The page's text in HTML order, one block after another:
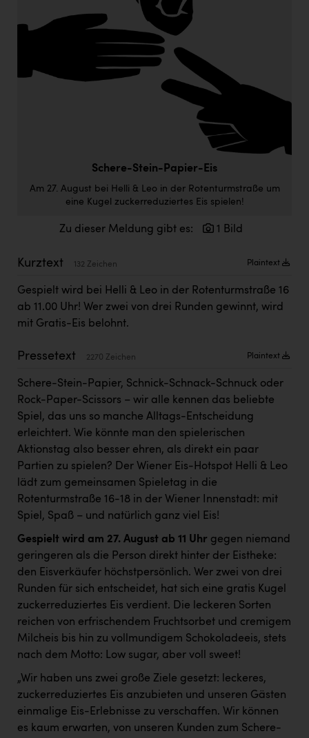
Doppler Gruppe
IFE Austria GmbH
Immotech
Jesolo
Jane Goodall Institute Austria
Kärcher
KIWI Kinderwunsch Institut Dr. Loimer
KLIPP Frisör
Kleider Bauer
Kremsmüller Anlagenbau GmbH
Maximarkt
Oldtimer Raststationen und Motorhotels
Österreichischer Kachelofenverband
Orlen
Passage Linz
PEZ
PÜSPÖK
REMAX
RE/MAX Welcome
Resch&Frisch
Schere-Stein-Papier-Eis
Am 27. August bei Helli & Leo in der Rotenturmstraße um
eine Kugel zuckerreduziertes Eis spielen!
Zu dieser Meldung gibt es: 1 Bild
Kurztext 132 Zeichen Plaintext
Gespielt wird bei Helli & Leo in der Rotenturmstraße 16
ab 11.00 Uhr! Wer zwei von drei Runden gewinnt, wird
mit Gratis-Eis belohnt.
Pressetext 2270 Zeichen Plaintext
Schere-Stein-Papier, Schnick-Schnack-Schnuck oder
Rock-Paper-Scissors – wir alle kennen das beliebte
Spiel, das uns so manche Alltags-Entscheidung
erleichtert. Wie könnte man den spielerischen
Aktionstag also besser ehren, als direkt ein paar
Partien zu spielen? Der Wiener Eis-Hotspot Helli & Leo
lädt zum gemeinsamen Spieletag in die
Rotenturmstraße 16-18 in der Wiener Innenstadt: mit
Spiel, Spaß – und natürlich ganz viel Eis!
Gespielt wird am 27. August ab 11 Uhr gegen niemand
geringeren als die Person direkt hinter der Eistheke:
den Eisverkäufer höchstpersönlich. Wer zwei von drei
Runden für sich entscheidet, hat sich eine gratis Kugel
zuckerreduziertes Eis verdient. Die leckeren Sorten
reichen von erfrischendem Fruchtsorbet und cremigem
Milcheis bis hin zu vollmundigem Schokoladeeis, stets
nach dem Motto: Low sugar, aber voll sweet!
„Wir haben uns zwei große Ziele gesetzt: leckeres,
zuckerreduziertes Eis anzubieten und unseren Gästen
einmalige Eis-Erlebnisse zu verschaffen. Wir können
es kaum erwarten, von unseren Kunden zum Schere-